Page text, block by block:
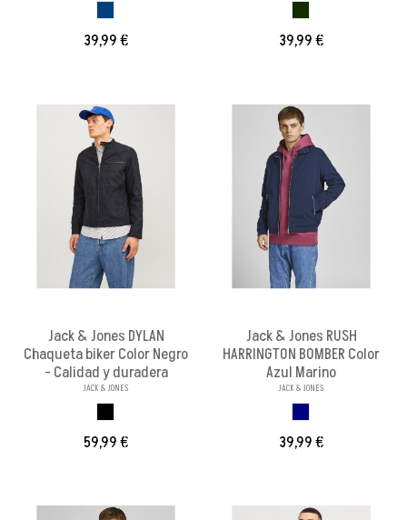
39,99 € 39,99 €
Jack & Jones DYLAN
Chaqueta biker Color Negro
- Calidad y duradera
JACK & JONES
59,99 €
Jack & Jones RUSH
HARRINGTON BOMBER Color
Azul Marino
JACK & JONES
39,99 €